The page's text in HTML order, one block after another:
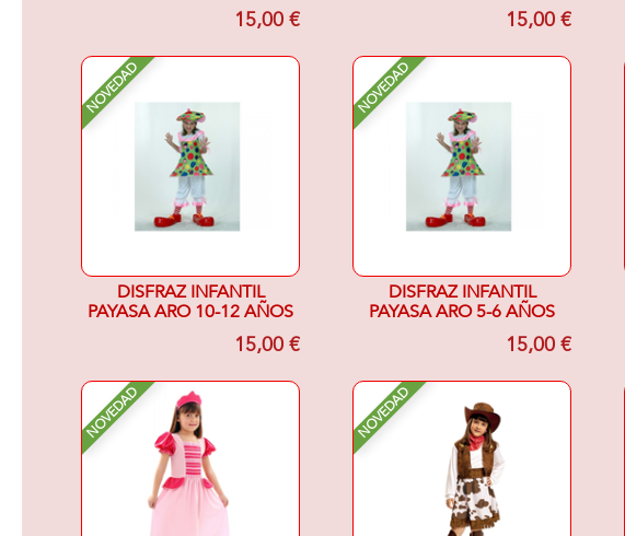
15,00 € 15,00 €
NOVEDAD
DISFRAZ INFANTIL
PAYASA ARO 10-12 AÑOS
15,00 €
NOVEDAD
DISFRAZ INFANTIL
PAYASA ARO 5-6 AÑOS
15,00 €
NOVEDAD NOVEDAD